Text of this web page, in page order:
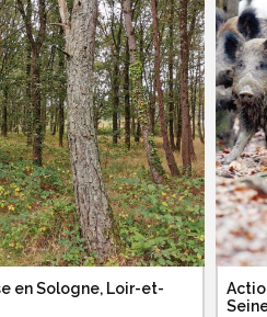
en Sologne, Loir-et-